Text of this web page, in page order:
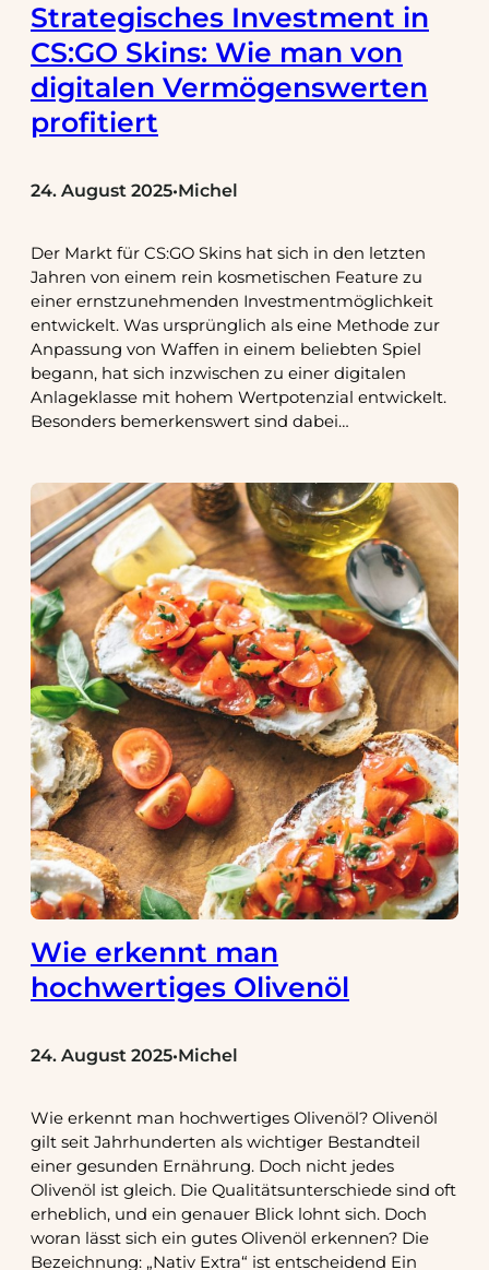
Strategisches Investment in
CS:GO Skins: Wie man von
digitalen Vermögenswerten
profitiert
24. August 2025•Michel
Der Markt für CS:GO Skins hat sich in den letzten
Jahren von einem rein kosmetischen Feature zu
einer ernstzunehmenden Investmentmöglichkeit
entwickelt. Was ursprünglich als eine Methode zur
Anpassung von Waffen in einem beliebten Spiel
begann, hat sich inzwischen zu einer digitalen
Anlageklasse mit hohem Wertpotenzial entwickelt.
Besonders bemerkenswert sind dabei…
Wie erkennt man
hochwertiges Olivenöl
24. August 2025•Michel
Wie erkennt man hochwertiges Olivenöl? Olivenöl
gilt seit Jahrhunderten als wichtiger Bestandteil
einer gesunden Ernährung. Doch nicht jedes
Olivenöl ist gleich. Die Qualitätsunterschiede sind oft
erheblich, und ein genauer Blick lohnt sich. Doch
woran lässt sich ein gutes Olivenöl erkennen? Die
Bezeichnung: „Nativ Extra“ ist entscheidend Ein